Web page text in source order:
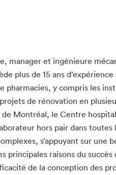
manager et ingénieure
plus de 15 ans
pharmacies, y compris les
de rénovation en
Montréal, le Centre
hors pair dans
s’appuyant sur une
principales raisons du
de la conception des